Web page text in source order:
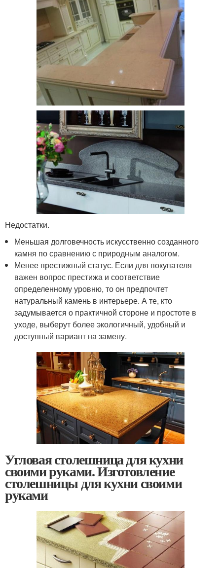
Недостатки.
Меньшая долговечность искусственно созданного
камня по сравнению с природным аналогом.
Менее престижный статус. Если для покупателя
важен вопрос престижа и соответствие
определенному уровню, то он предпочтет
натуральный камень в интерьере. А те, кто
задумывается о практичной стороне и простоте в
уходе, выберут более экологичный, удобный и
доступный вариант на замену.
Угловая столешница для кухни
своими руками. Изготовление
столешницы для кухни своими
руками